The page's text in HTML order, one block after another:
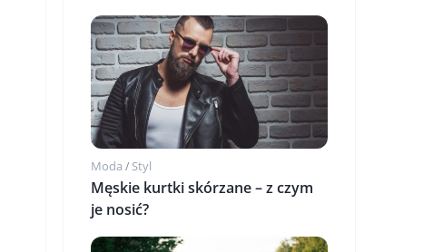
Moda / Styl
Męskie kurtki skórzane – z czym
je nosić?